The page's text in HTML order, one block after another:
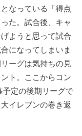
なっている「得点
た。試合後、キャ
ようと思って試合
になってしまいま
ーグは気持ちの見
ト。ここからコン
予定の後期リーグで
イレブンの巻き返